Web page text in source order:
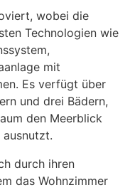
wobei die
Technologien wie
mit
Es verfügt über
und drei Bädern,
den Meerblick
durch ihren
das Wohnzimmer